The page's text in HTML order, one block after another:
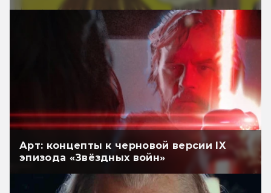
Арт: концепты к черновой версии IX
эпизода «Звёздных войн»